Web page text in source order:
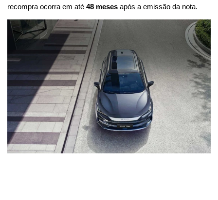
recompra ocorra em até 48 meses após a emissão da nota.